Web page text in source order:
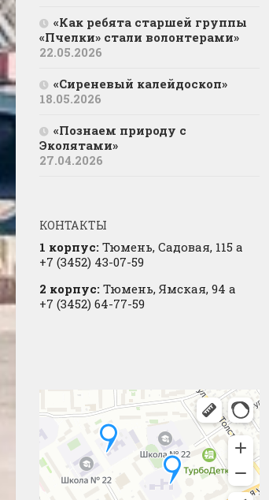
«Как ребята старшей группы
«Пчелки» стали волонтерами»
22.05.2026
«Сиреневый калейдоскоп»
18.05.2026
«Познаем природу с
Эколятами»
27.04.2026
КОНТАКТЫ
1 корпус: Тюмень, Садовая, 115 а
+7 (3452) 43-07-59
2 корпус: Тюмень, Ямская, 94 а
+7 (3452) 64-77-59